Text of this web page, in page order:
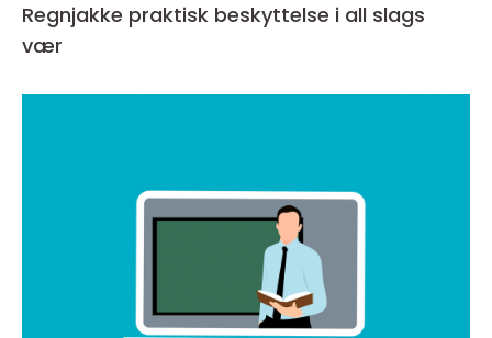
Regnjakke praktisk beskyttelse i all slags
vær